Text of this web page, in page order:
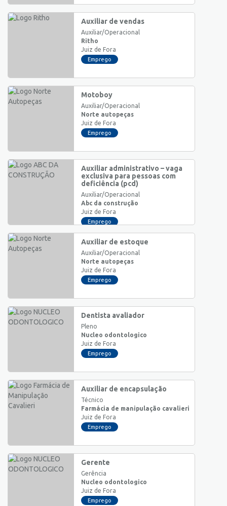
Auxiliar de vendas
Auxiliar/Operacional
Ritho
Juiz de Fora
Emprego
Motoboy
Auxiliar/Operacional
Norte autopeças
Juiz de Fora
Emprego
Auxiliar administrativo – vaga
exclusiva para pessoas com
deficiência (pcd)
Auxiliar/Operacional
Abc da construção
Juiz de Fora
Emprego
Auxiliar de estoque
Auxiliar/Operacional
Norte autopeças
Juiz de Fora
Emprego
Dentista avaliador
Pleno
Nucleo odontologico
Juiz de Fora
Emprego
Auxiliar de encapsulação
Técnico
Farmácia de manipulação cavalieri
Juiz de Fora
Emprego
Gerente
Gerência
Nucleo odontologico
Juiz de Fora
Emprego